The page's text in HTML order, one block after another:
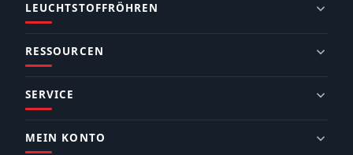
LEUCHTSTOFFRÖHREN
RESSOURCEN
SERVICE
MEIN KONTO